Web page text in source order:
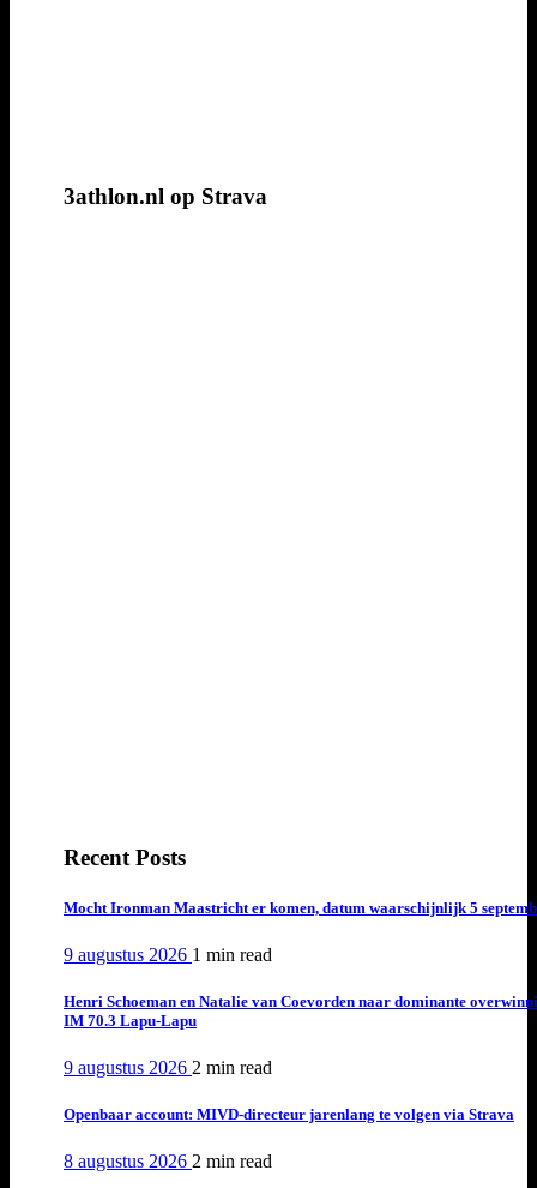
3athlon.nl op Strava
Recent Posts
Mocht Ironman Maastricht er komen, datum waarschijnlijk 5
9 augustus 2026 1 min read
Henri Schoeman en Natalie van Coevorden naar dominante
IM 70.3 Lapu-Lapu
9 augustus 2026 2 min read
Openbaar account: MIVD-directeur jarenlang te volgen via Strava
8 augustus 2026 2 min read